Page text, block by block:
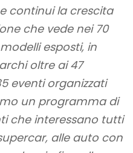
continui la crescita
che vede nei 70
esposti, in
oltre ai 47
eventi organizzati
un programma di
che interessano tutti
alle auto con